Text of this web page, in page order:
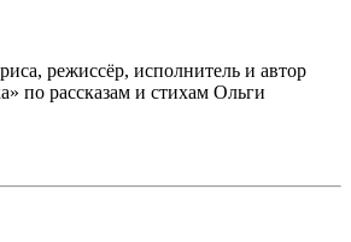
режиссёр, исполнитель и автор
по рассказам и стихам Ольги